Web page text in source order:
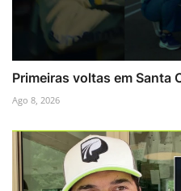
Primeiras voltas em Santa
Ago 8, 2026